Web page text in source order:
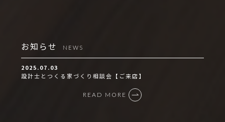
お知らせ NEWS
2025.07.03
設計士とつくる家づくり相談会【ご来店】
READ MORE